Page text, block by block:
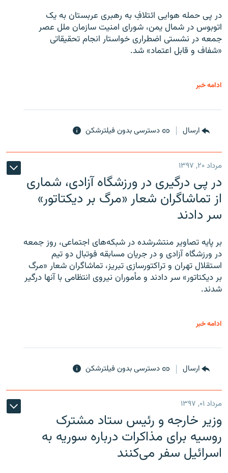
در پی حمله هوایی ائتلافِ به رهبری عربستان به یک
اتوبوس در شمال یمن، شورای امنیت سازمان ملل عصر
جمعه در نشستی اضطراری خواستار انجام تحقیقاتی
«شفاف و قابل اعتماد» شد.
ادامه خبر
ارسال دسترسی بدون فیلترشکن
مرداد ۲۰, ۱۳۹۷
در پی درگیری در ورزشگاه آزادی، شماری
از تماشاگران شعار «مرگ بر دیکتاتور»
سر دادند
بر پایه تصاویر منتشرشده در شبکه‌های اجتماعی، روز جمعه
در ورزشگاه آزادی و در جریان مسابقه فوتبال دو تیم
استقلال تهران و تراکتورسازی تبریز، تماشاگران شعار «مرگ
بر دیکتاتور» سر دادند و مأموران نیروی انتظامی با آنها درگیر
شدند.
ادامه خبر
ارسال دسترسی بدون فیلترشکن
مرداد ۰۱, ۱۳۹۷
وزیر خارجه و رئیس‌ ستاد مشترک
روسیه برای مذاکرات درباره سوریه به
اسرائیل سفر می‌کنند